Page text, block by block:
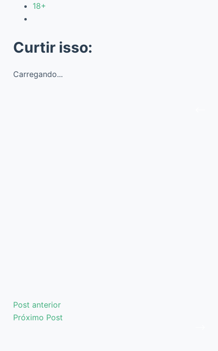
18+
Curtir isso:
Carregando...
Post anterior
Próximo Post